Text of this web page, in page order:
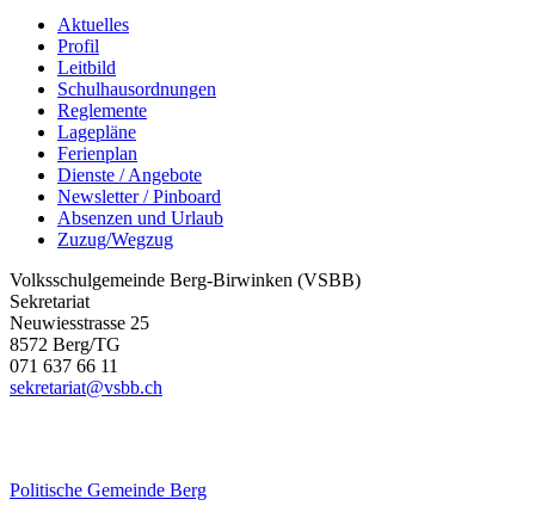
Aktuelles
Profil
Leitbild
Schulhausordnungen
Reglemente
Lagepläne
Ferienplan
Dienste / Angebote
Newsletter / Pinboard
Absenzen und Urlaub
Zuzug/Wegzug
Volksschulgemeinde Berg-Birwinken (VSBB)
Sekretariat
Neuwiesstrasse 25
8572 Berg/TG
071 637 66 11
sekretariat@vsbb.ch
Politische Gemeinde Berg